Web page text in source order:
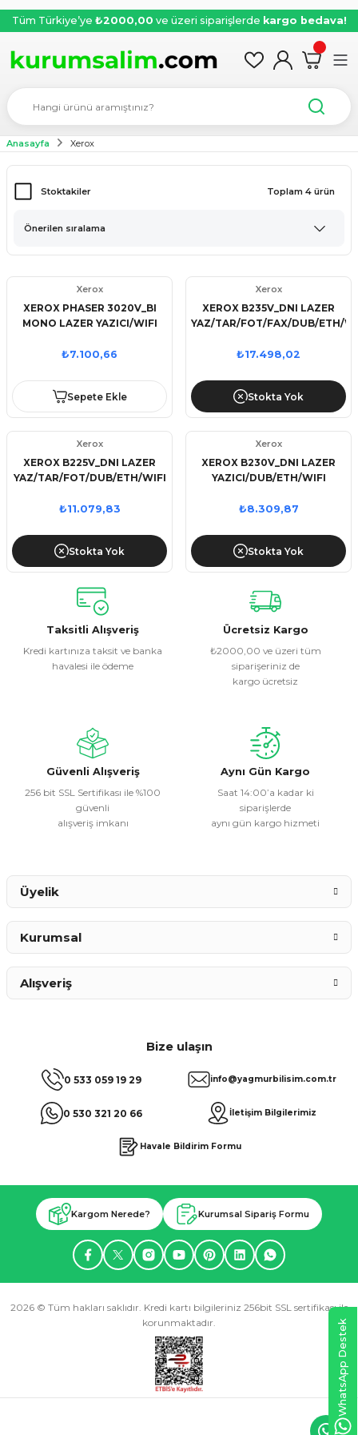
Tüm Türkiye’ye ₺2000,00 ve üzeri siparişlerde kargo bedava!
Anasayfa Xerox
Stoktakiler Toplam 4 ürün
Xerox
XEROX PHASER 3020V_BI
MONO LAZER YAZICI/WIFI
₺7.100,66
Sepete Ekle
Xerox
XEROX B235V_DNI LAZER
YAZ/TAR/FOT/FAX/DUB/ETH/
₺17.498,02
Stokta Yok
Xerox
XEROX B225V_DNI LAZER
YAZ/TAR/FOT/DUB/ETH/WIFI
₺11.079,83
Stokta Yok
Xerox
XEROX B230V_DNI LAZER
YAZICI/DUB/ETH/WIFI
₺8.309,87
Stokta Yok
Taksitli Alışveriş
Kredi kartınıza taksit ve banka
havalesi ile ödeme
Ücretsiz Kargo
₺2000,00 ve üzeri tüm
siparişeriniz de
kargo ücretsiz
Güvenli Alışveriş
256 bit SSL Sertifikası ile %100
güvenli
alışveriş imkanı
Aynı Gün Kargo
Saat 14:00’a kadar ki
siparişlerde
aynı gün kargo hizmeti
Bize ulaşın
0 533 059 19 29
0 530 321 20 66
info@yagmurbilisim.com.tr
İletişim Bilgilerimiz
Havale Bildirim Formu
Üyelik
Kurumsal
Alışveriş
Kargom Nerede? Kurumsal Sipariş Formu
2026 © Tüm hakları saklıdır. Kredi kartı bilgileriniz 256bit SSL sertifikası ile
korunmaktadır.
WhatsApp Destek